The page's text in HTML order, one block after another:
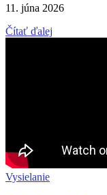
11. júna 2026
Čítať ďalej
Vysielanie